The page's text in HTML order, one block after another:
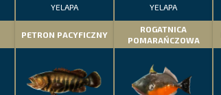
YELAPA
PETRON PACYFICZNY
YELAPA
ROGATNICA
POMARAŃCZOWA